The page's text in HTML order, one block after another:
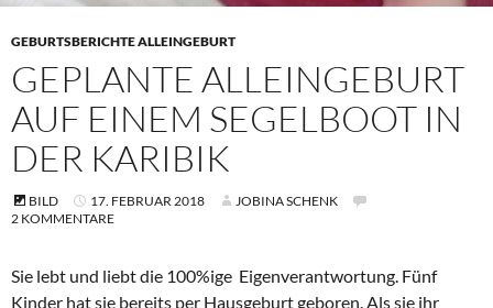
GEBURTSBERICHTE ALLEINGEBURT
GEPLANTE ALLEINGEBURT
AUF EINEM SEGELBOOT IN
DER KARIBIK
BILD 17. FEBRUAR 2018
JOBINA SCHENK
2 KOMMENTARE
Sie lebt und liebt die 100%ige Eigenverantwortung. Fünf
Kinder hat sie bereits per Hausgeburt geboren. Als sie ihr